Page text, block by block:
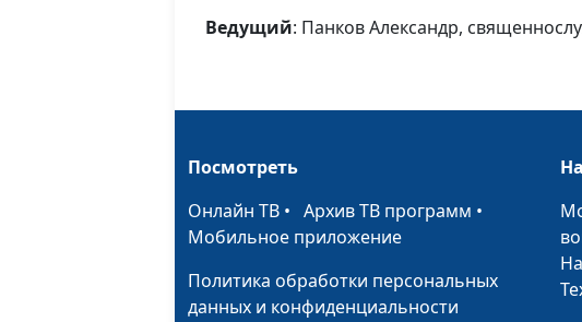
Ведущий: Панков Александр,
Посмотреть
Онлайн ТВ • Архив ТВ программ •
Мобильное приложение
Политика обработки персональных
данных и конфиденциальности